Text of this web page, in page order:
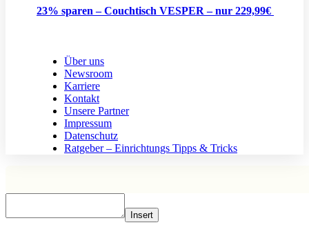
23% sparen – Couchtisch VESPER – nur 229,99€
Über uns
Newsroom
Karriere
Kontakt
Unsere Partner
Impressum
Datenschutz
Ratgeber – Einrichtungs Tipps & Tricks
Insert